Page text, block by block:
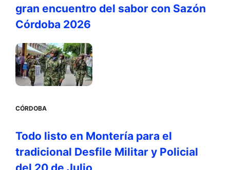
gran encuentro del sabor con Sazón
Córdoba 2026
CÓRDOBA
Todo listo en Montería para el
tradicional Desfile Militar y Policial